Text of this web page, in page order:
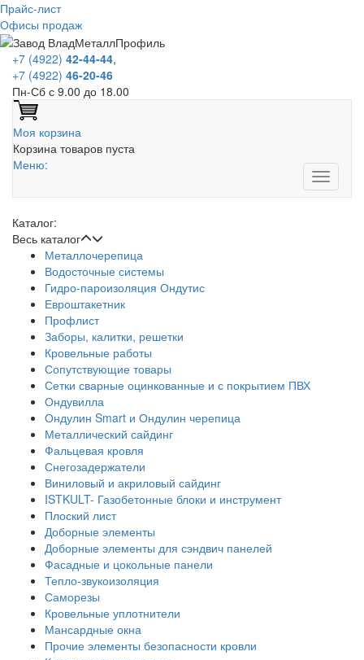
Прайс-лист
Офисы продаж
+7 (4922) 42-44-44,
+7 (4922) 46-20-46
Пн-Сб с 9.00 до 18.00
Моя корзина
Корзина товаров пуста
Меню:
Каталог:
Весь каталог
Металлочерепица
Водосточные системы
Гидро-пароизоляция Ондутис
Евроштакетник
Профлист
Заборы, калитки, решетки
Кровельные работы
Сопутствующие товары
Сетки сварные оцинкованные и с покрытием ПВХ
Ондувилла
Ондулин Smart и Ондулин черепица
Металлический сайдинг
Фальцевая кровля
Снегозадержатели
Виниловый и акриловый сайдинг
ISTKULT- Газобетонные блоки и инструмент
Плоский лист
Доборные элементы
Доборные элементы для сэндвич панелей
Фасадные и цокольные панели
Тепло-звукоизоляция
Саморезы
Кровельные уплотнители
Мансардные окна
Прочие элементы безопасности кровли